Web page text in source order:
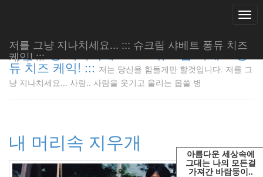
아름다운 세상속에
그대는 나의 모든걸
가져간 바람둥이..
저를 그냥 지나치세요... ::: 슈크림 샤베트 퐁듀 치즈
케익! :::
저를 그냥 지나치세요... ::: 슈크림 샤베트 퐁
듀 치즈 케익! ::: 저는 당신을 힘들게만 할것입니다. 저를 그
냥 지나치세요... 사랑.. 사람을 웃기고 울리는 몹쓸 병
내 머리속 지우개
저는 당신
을 힘들게
지나치세
요... 사
랑.. 사람
을 웃기고